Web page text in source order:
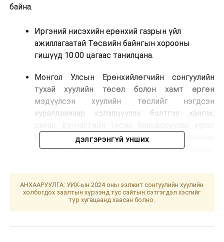
байна.
Иргэний нисэхийн ерөнхий газрын үйл
ажиллагаатай Төсвийн байнгын хорооны
гишүүд 10.00 цагаас танилцана.
Монгол Улсын Ерөнхийлөгчийн сонгуулийн
тухай хуулийн төсөл болон хамт өргөн
мэдүүлсэн хуулийн төслийг нэгдсэн
хуралдаанаар хэлэлцүүлэх бэлтгэл хангах,
бүхий Төрийн байгуулалтын байнгын хорооны
ажлын дэд хэсгийн хуралдаан 14.00 цагаас
УНШСАН: 3282
Эм, эмнэлгийн хэрэглэгдэхүүний тухай хуулийн
ДЭЛГЭРЭНГҮЙ УНШИХ
АНХААРУУЛГА: УИХ-ын 2024 оны ээлжит сонгуулийн хуулийн
холбогдох заалтын хүрээнд тус сайтын сэтгэгдэл хэсгийг
түр хугацаанд хаасан болно.